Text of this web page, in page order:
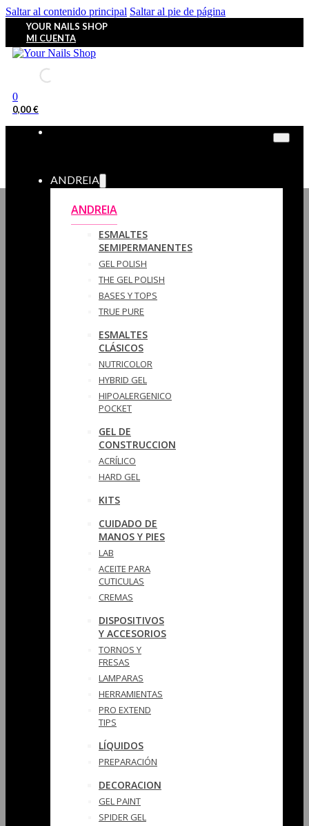
Saltar al contenido principal Saltar al pie de página
YOUR NAILS SHOP
MI CUENTA
0
0,00€
ANDREIA
ANDREIA
ESMALTES
SEMIPERMANENTES
GEL POLISH
THE GEL POLISH
BASES Y‎ TOPS
TRUE PURE
ESMALTES
CLÁSICOS
NUTRICOLOR
HYBRID GEL
HIPOALERGENICO
POCKET
GEL DE
CONSTRUCCION
ACRÍLICO
HARD GEL
KITS
CUIDADO DE
MANOS Y PIES
LAB
ACEITE PARA
CUTICULAS
CREMAS
DISPOSITIVOS
Y ACCESORIOS
TORNOS Y
FRESAS
LAMPARAS
HERRAMIENTAS
PRO EXTEND
TIPS
LÍQUIDOS
PREPARACIÓN
DECORACION
GEL PAINT
SPIDER GEL